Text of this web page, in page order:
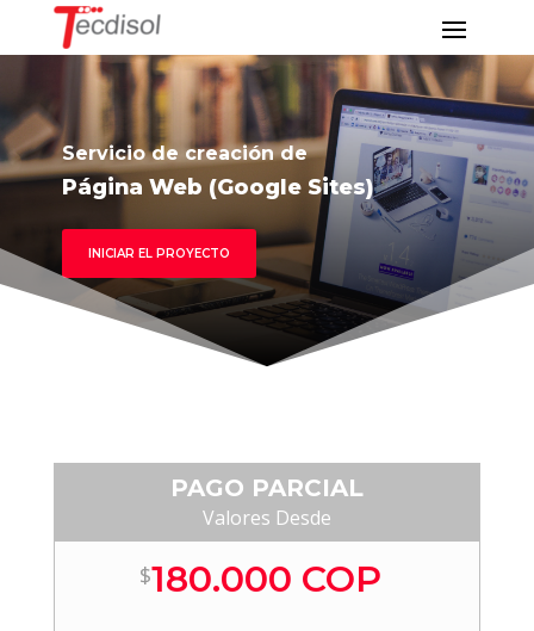
Servicio de creación de
Página Web (Google Sites)
INICIAR EL PROYECTO
PAGO PARCIAL
Valores Desde
$180.000 COP